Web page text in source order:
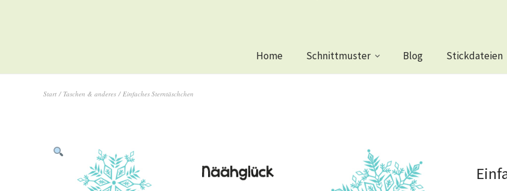
Home Schnittmuster Blog Stickdateien
Start / Taschen & anderes / Einfaches Sterntäschchen